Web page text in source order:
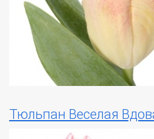
Тюльпан Веселая